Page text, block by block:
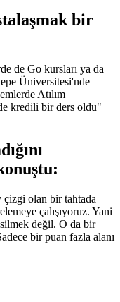
bir
de Go kursları ya da
Üniversitesi'nde
Atılım
kredili bir ders oldu"
olan bir tahtada
çalışıyoruz. Yani
değil. O da bir
bir puan fazla alanı